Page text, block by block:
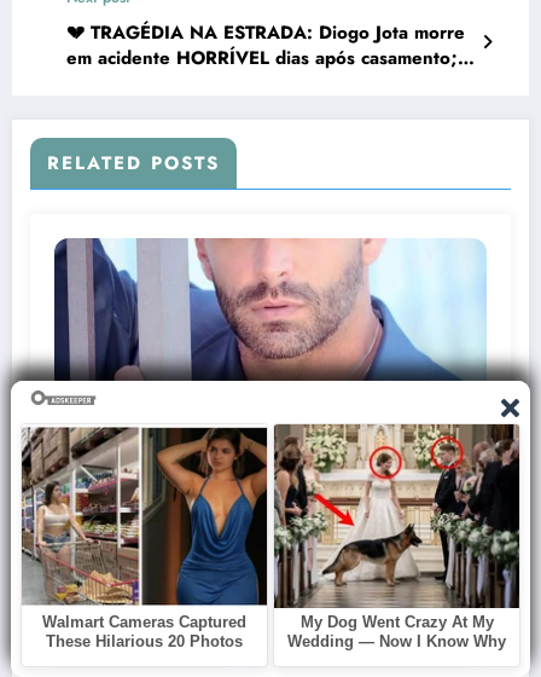
💔 TRAGÉDIA NA ESTRADA: Diogo Jota morre
em acidente HORRÍVEL dias após casamento;
RELATED POSTS
Redação 0
BBB26: Henri Castelli tem convulsão
durante a Prova do Líder
Janeiro 14, 2026